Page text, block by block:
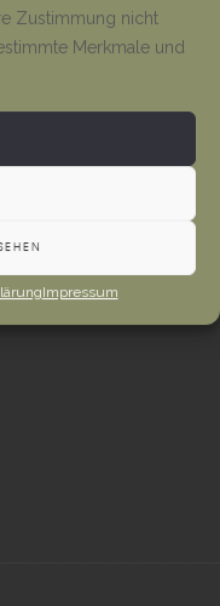
Zustimmung nicht
Merkmale und
Impressum